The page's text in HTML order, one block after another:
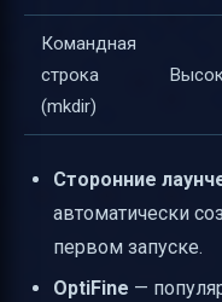
Командная
строка
(mkdir)
Сторонние
автоматически
первом запуске.
OptiFine —